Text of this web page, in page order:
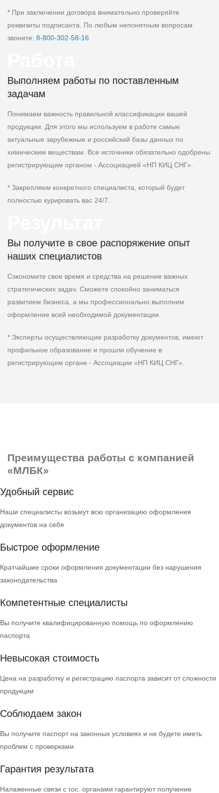
* При заключении договора внимательно проверяйте
реквизиты подписанта. По любым непонятным вопросам
звоните: 8‑800‑302‑58‑16
Выполняем работы по поставленным
задачам
Понимаем важность правильной классификации вашей
продукции. Для этого мы используем в работе самые
актуальные зарубежные и российский базы данных по
химическим веществам. Все источники обязательно одобрены
регистрирующим органом - Ассоциацией «НП КИЦ СНГ».
* Закрепляем конкретного специалиста, который будет
полностью курировать вас 24/7.
Вы получите в свое распоряжение опыт
наших специалистов
Сэкономите свое время и средства на решение важных
стратегических задач. Сможете спокойно заниматься
развитием бизнеса, а мы профессионально выполним
оформление всей необходимой документации.
* Эксперты осуществляющие разработку документов, имеют
профильное образование и прошли обучение в
регистрирующем органе - Ассоциации «НП КИЦ СНГ».
Преимущества работы с компанией
«МЛБК»
Удобный сервис
Наши специалисты возьмут всю организацию оформления
документов на себя
Быстрое оформление
Кратчайшие сроки оформления документации без нарушения
законодательства
Компетентные специалисты
Вы получите квалифицированную помощь по оформлению
паспорта
Невысокая стоимость
Цена на разработку и регистрацию паспорта зависит от сложности
продукции
Соблюдаем закон
Вы получите паспорт на законных условиях и не будете иметь
проблем с проверками
Гарантия результата
Налаженные связи с гос. органами гарантируют получение